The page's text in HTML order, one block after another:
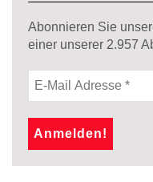
Abonnieren Sie
einer unserer 2.957